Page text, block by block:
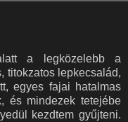
a legközelebb a
titokzatos lepkecsalád,
egyes fajai hatalmas
és mindezek tetejébe
kezdtem gyűjteni.